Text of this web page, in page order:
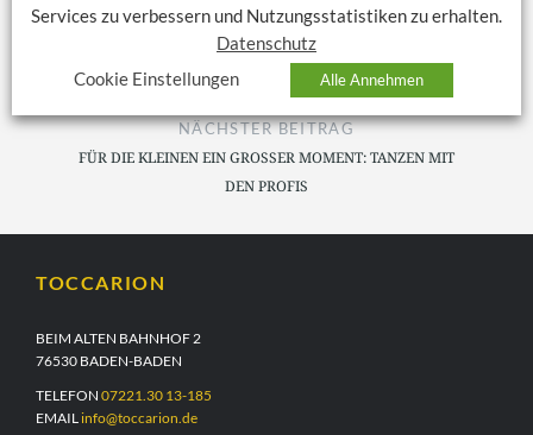
VORHERIGER BEITRAG
EINMAL UM DIE WELT
NÄCHSTER BEITRAG
FÜR DIE KLEINEN EIN GROSSER MOMENT: TANZEN MIT D
EN PROFIS
TOCCARION
BEIM ALTEN BAHNHOF 2
76530 BADEN-BADEN
TELEFON 07221.30 13-185
EMAIL info@toccarion.de
Services zu verbessern und Nutzungsstatistiken zu erhalten.
Datenschutz
Cookie Einstellungen
Alle Annehmen